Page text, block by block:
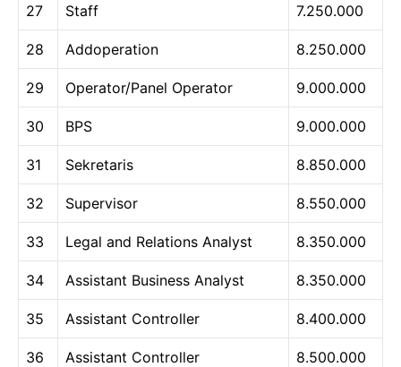
27 Staff 7.250.000
28 Addoperation 8.250.000
29 Operator/Panel Operator 9.000.000
30 BPS 9.000.000
31 Sekretaris 8.850.000
32 Supervisor 8.550.000
33 Legal and Relations Analyst 8.350.000
34 Assistant Business Analyst 8.350.000
35 Assistant Controller 8.400.000
36 Assistant Controller 8.500.000